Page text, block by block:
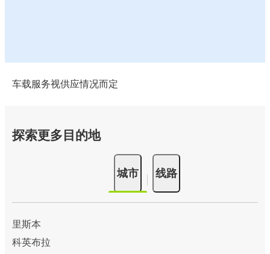
车载服务视供应情况而定
探索更多目的地
城市 线路
里斯本
科英布拉